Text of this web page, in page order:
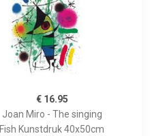
€ 16.95
Joan Miro - The singing
Fish Kunstdruk 40x50cm